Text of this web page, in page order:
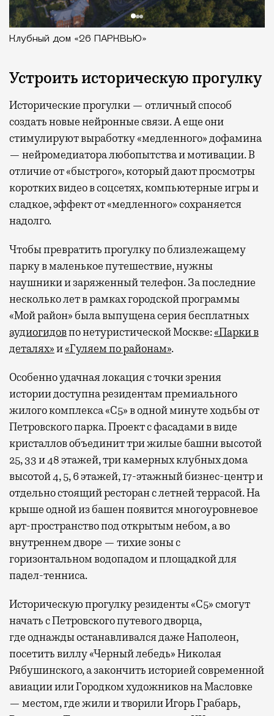
Клубный дом «26 ПАРКВЬЮ»
Устроить историческую прогулку
Исторические прогулки — отличный способ
создать новые нейронные связи. А еще они
стимулируют выработку «медленного» дофамина
— нейромедиатора любопытства и мотивации. В
отличие от «быстрого», который дают просмотры
коротких видео в соцсетях, компьютерные игры и
сладкое, эффект от «медленного» сохраняется
надолго.
Чтобы превратить прогулку по близлежащему
парку в маленькое путешествие, нужны
наушники и заряженный телефон. За последние
несколько лет в рамках городской программы
«Мой район» была выпущена серия бесплатных
аудиогидовпо нетуристической Москве:«Парки в
деталях»и«Гуляем по районам».
Особенно удачная локация с точки зрения
истории доступна резидентам премиального
жилого комплекса «С5»в одной минуте ходьбы от
Петровского парка. Проект с фасадами в виде
кристаллов объединит три жилые башни высотой
25, 33 и 48 этажей, три камерных клубных дома
высотой 4, 5, 6 этажей, 17-этажный бизнес-центр и
отдельно стоящий ресторан с летней террасой. На
крыше одной из башен появится многоуровневое
арт-пространство под открытым небом, а во
внутреннем дворе — тихие зоны с
горизонтальном водопадом и площадкой для
падел-тенниса.
Историческую прогулку резиденты «С5» смогут
начать с Петровского путевого дворца,
гдеоднажды останавливался даже Наполеон,
посетить виллу «Черный лебедь» Николая
Рябушинского, а закончить историей современной
авиации или Городком художников на Масловке
— местом, где жили и творили Игорь Грабарь,